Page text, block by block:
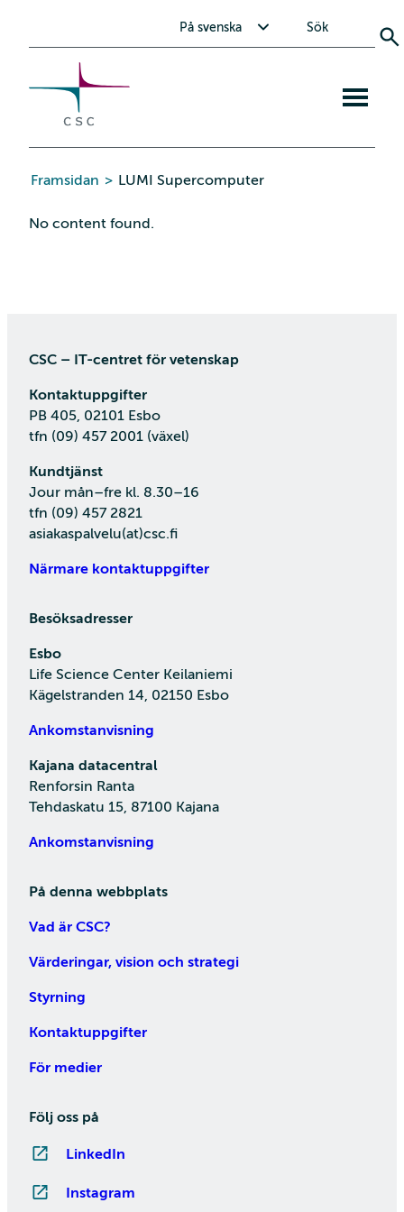
content
På svenska Sök
Framsidan > LUMI Supercomputer
No content found.
CSC – IT-centret för vetenskap
Kontaktuppgifter
PB 405, 02101 Esbo
tfn (09) 457 2001 (växel)
Kundtjänst
Jour mån–fre kl. 8.30–16
tfn (09) 457 2821
asiakaspalvelu(at)csc.fi
Närmare kontaktuppgifter
Besöksadresser
Esbo
Life Science Center Keilaniemi
Kägelstranden 14, 02150 Esbo
Ankomstanvisning
Kajana datacentral
Renforsin Ranta
Tehdaskatu 15, 87100 Kajana
Ankomstanvisning
På denna webbplats
Vad är CSC?
Värderingar, vision och strategi
Styrning
Kontaktuppgifter
För medier
Följ oss på
LinkedIn
Instagram